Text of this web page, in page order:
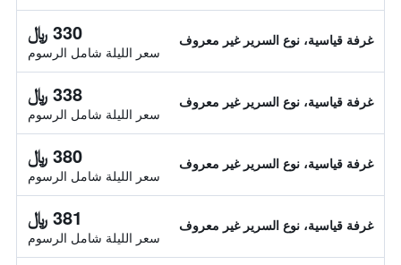
غرفة قياسية، نوع السرير غير معروف 330 ﷼
سعر الليلة شامل الرسوم
غرفة قياسية، نوع السرير غير معروف 338 ﷼
سعر الليلة شامل الرسوم
غرفة قياسية، نوع السرير غير معروف 380 ﷼
سعر الليلة شامل الرسوم
غرفة قياسية، نوع السرير غير معروف 381 ﷼
سعر الليلة شامل الرسوم